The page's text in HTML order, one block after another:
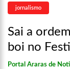
jornalismo
Sai a
boi no
Portal Araras de